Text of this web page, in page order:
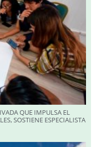
QUE IMPULSA EL
SOSTIENE ESPECIALISTA